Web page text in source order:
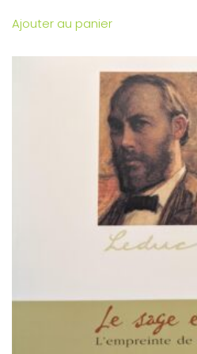
Ajouter au panier